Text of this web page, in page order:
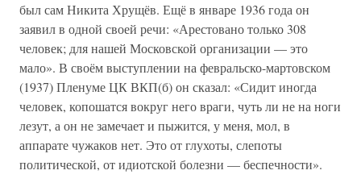
был сам Никита Хрущёв. Ещё в январе 1936 года он
заявил в одной своей речи: «Арестовано только 308
человек; для нашей Московской организации — это
мало». В своём выступлении на февральско-мартовском
(1937) Пленуме ЦК ВКП(б) он сказал: «Сидит иногда
человек, копошатся вокруг него враги, чуть ли не на ноги
лезут, а он не замечает и пыжится, у меня, мол, в
аппарате чужаков нет. Это от глухоты, слепоты
политической, от идиотской болезни — беспечности».